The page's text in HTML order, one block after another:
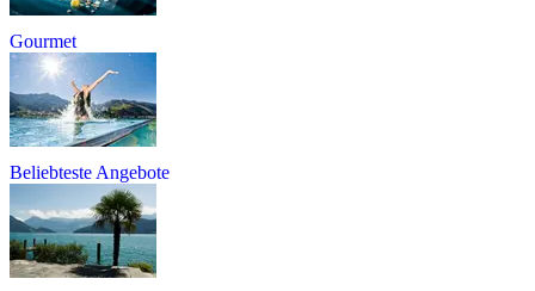
Gourmet
Beliebteste Angebote